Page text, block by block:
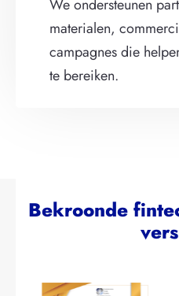
We ondersteunen
materialen,
campagnes die
te bereiken.
Bekroonde